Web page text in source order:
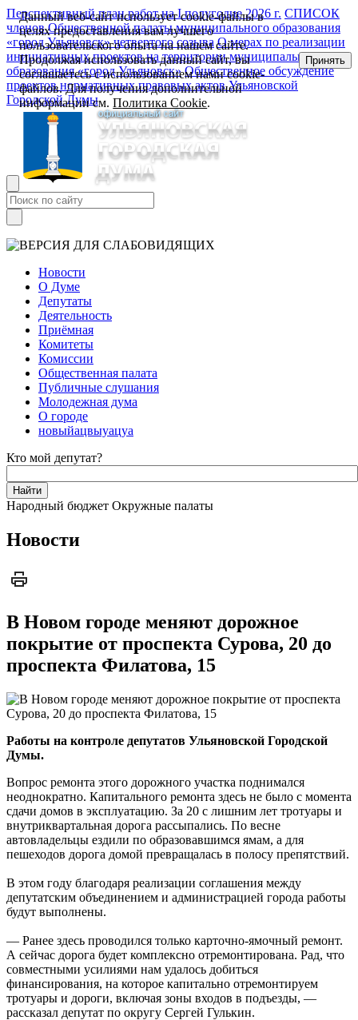
Перспективный план работ на I полугодие 2026 г. СПИСОК
членов Общественной палаты муниципального образования
«город Ульяновск» четвертого созыва О мерах по реализации
инициативных проектов на территории муниципального
образования «город Ульяновск» Общественное обсуждение
проектов нормативных правовых актов Ульяновской
Городской Думы
Новости
О Думе
Депутаты
Деятельность
Приёмная
Комитеты
Комиссии
Общественная палата
Публичные слушания
Молодежная дума
О городе
новыйацвыуацуа
Кто мой депутат?
Народный бюджет Окружные палаты
Новости
В Новом городе меняют дорожное
покрытие от проспекта Сурова, 20 до
проспекта Филатова, 15
Работы на контроле депутатов Ульяновской Городской
Думы.
Вопрос ремонта этого дорожного участка поднимался
неоднократно. Капитального ремонта здесь не было с момента
сдачи домов в эксплуатацию. За 20 с лишним лет тротуары и
внутриквартальная дорога рассыпались. По весне
автовладельцы ездили по образовавшимся ямам, а для
пешеходов дорога домой превращалась в полосу препятствий.
В этом году благодаря реализации соглашения между
депутатским объединением и администрацией города работы
будут выполнены.
— Ранее здесь проводился только карточно-ямочный ремонт.
А сейчас дорога будет комплексно отремонтирована. Рад, что
совместными усилиями нам удалось добиться
финансирования, на которое капитально отремонтируем
тротуары и дороги, включая зоны входов в подъезды, —
рассказал депутат по округу Сергей Гулькин.
Данный веб-сайт использует cookie-файлы в
целях предоставления вам лучшего
пользовательского опыта на нашем сайте.
Продолжая использовать данный сайт, вы
соглашаетесь с использованием нами cookie-
файлов. Для получения дополнительной
информации см.Политика Cookie.
Принять